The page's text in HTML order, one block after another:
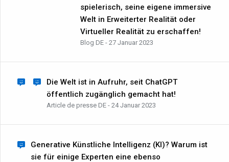
spielerisch, seine eigene immersive
Welt in Erweiterter Realität oder
Virtueller Realität zu erschaffen!
Blog DE - 27 Januar 2023
Die Welt ist in Aufruhr, seit ChatGPT
öffentlich zugänglich gemacht hat!
Article de presse DE - 24 Januar 2023
Generative Künstliche Intelligenz (KI)? Warum ist
sie für einige Experten eine ebenso